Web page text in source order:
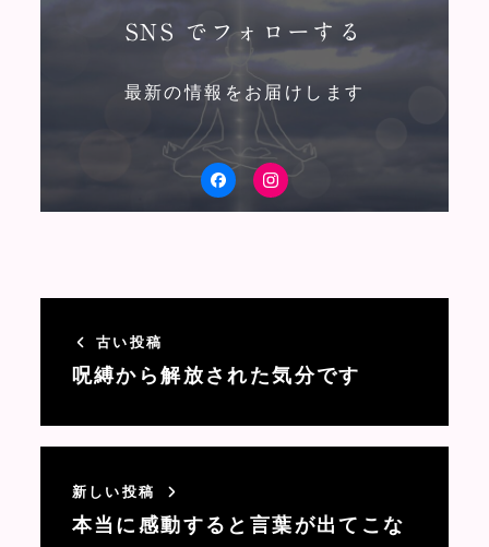
SNS でフォローする
最新の情報をお届けします
facebookInstagram
古い投稿
呪縛から解放された気分です
新しい投稿
本当に感動すると言葉が出てこな